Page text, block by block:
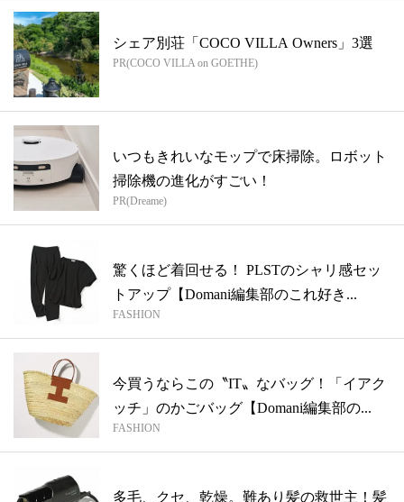
シェア別荘「COCO VILLA Owners」3選
PR(COCO VILLA on GOETHE)
いつもきれいなモップで床掃除。ロボット
掃除機の進化がすごい！
PR(Dreame)
驚くほど着回せる！ PLSTのシャリ感セッ
トアップ【Domani編集部のこれ好き...
FASHION
今買うならこの〝IT〟なバッグ！「イアク
ッチ」のかごバッグ【Domani編集部の...
FASHION
多毛、クセ、乾燥。難あり髪の救世主！髪